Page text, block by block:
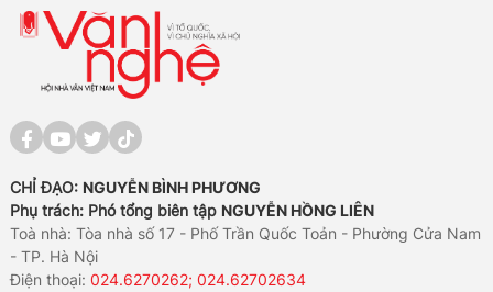
CHỈ ĐẠO: NGUYỄN BÌNH PHƯƠNG
Phụ trách: Phó tổng biên tập NGUYỄN HỒNG LIÊN
Toà nhà: Tòa nhà số 17 - Phố Trần Quốc Toản - Phường Cửa Nam
- TP. Hà Nội
Điện thoại:024.6270262; 024.62702634